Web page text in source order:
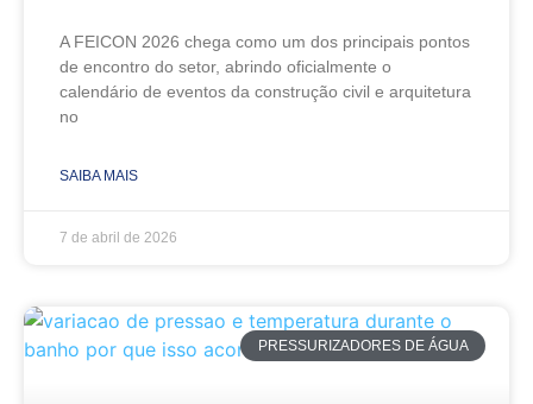
A FEICON 2026 chega como um dos principais pontos
de encontro do setor, abrindo oficialmente o
calendário de eventos da construção civil e arquitetura
no
SAIBA MAIS
7 de abril de 2026
PRESSURIZADORES DE ÁGUA